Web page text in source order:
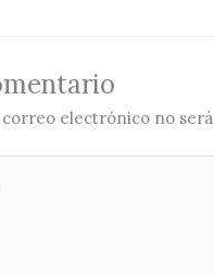
electrónico no será